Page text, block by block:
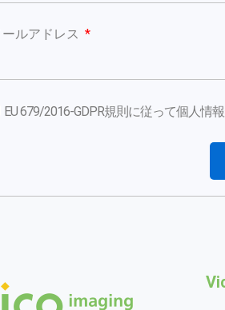
ールアドレス
EU 679/2016-GDPR規則に従って個人情